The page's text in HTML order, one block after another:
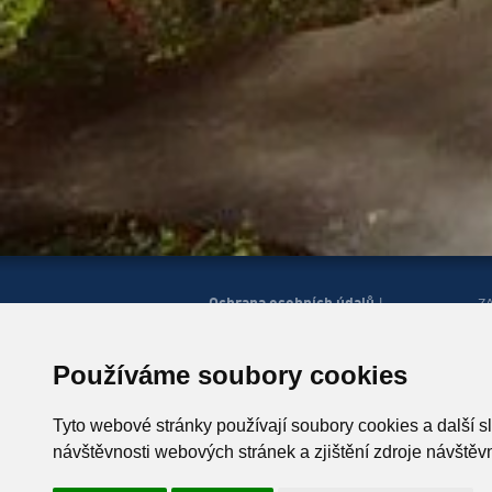
Používáme soubory cookies
Tyto webové stránky používají soubory cookies a další
návštěvnosti webových stránek a zjištění zdroje
Ochrana osobních údajů|
543 51 Špindlerův Mlýn 260,
T +420 499 433 230